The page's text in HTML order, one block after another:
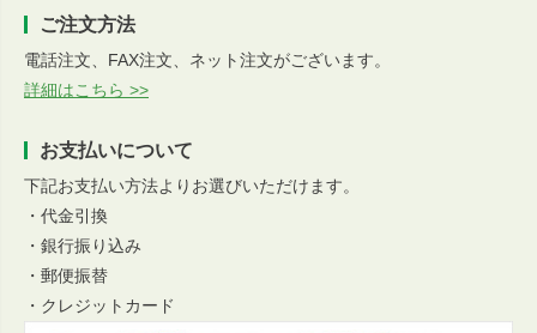
ご注文方法
電話注文、FAX注文、ネット注文がございます。
詳細はこちら >>
お支払いについて
下記お支払い方法よりお選びいただけます。
・代金引換
・銀行振り込み
・郵便振替
・クレジットカード